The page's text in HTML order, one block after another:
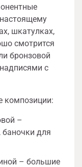
шкатулках,
смотрится
бронзовой
с
композиции:
–
баночки для
– большие